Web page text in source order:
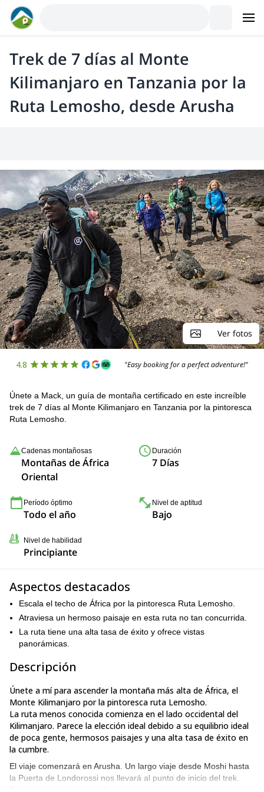
Trek de 7 días al Monte
Kilimanjaro en Tanzania por la
Ruta Lemosho, desde Arusha
Ver fotos
4.8 "Easy booking for a perfect adventure!"
Únete a Mack, un guía de montaña certificado en este increíble
trek de 7 días al Monte Kilimanjaro en Tanzania por la pintoresca
Ruta Lemosho.
Cadenas montañosas
Montañas de África
Oriental
Duración
7 Días
Período óptimo
Todo el año
Nivel de aptitud
Bajo
Nivel de habilidad
Principiante
Aspectos destacados
Escala el techo de África por la pintoresca Ruta Lemosho.
Atraviesa un hermoso paisaje en esta ruta no tan concurrida.
La ruta tiene una alta tasa de éxito y ofrece vistas
panorámicas.
Descripción
Únete a mí para ascender la montaña más alta de África, el
Monte Kilimanjaro por la pintoresca ruta Lemosho.
La ruta menos conocida comienza en el lado occidental del
Kilimanjaro. Parece la elección ideal debido a su equilibrio ideal
de poca gente, hermosos paisajes y una alta tasa de éxito en
la cumbre.
El viaje comenzará en Arusha. Un largo viaje desde Moshi hasta
la Puerta de Londorossi nos llevará al punto de inicio del trek.